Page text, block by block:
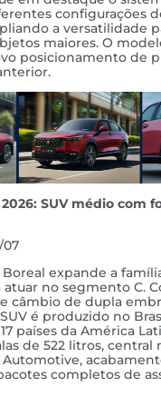
configurações
a versatilidade
maiores. O
posicionamento de
SUV médio com
07
expande a
atuar no segmento C.
câmbio de dupla
é produzido no
países da América
de 522 litros,
Automotive,
completos de